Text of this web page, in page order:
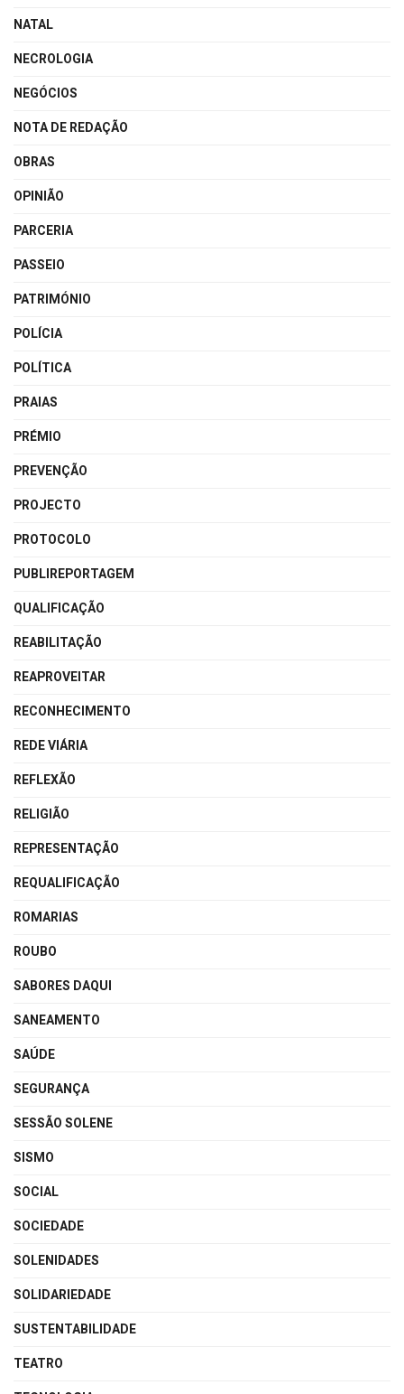
NATAL
NECROLOGIA
NEGÓCIOS
NOTA DE REDAÇÃO
OBRAS
OPINIÃO
PARCERIA
PASSEIO
PATRIMÓNIO
POLÍCIA
POLÍTICA
PRAIAS
PRÉMIO
PREVENÇÃO
PROJECTO
PROTOCOLO
PUBLIREPORTAGEM
QUALIFICAÇÃO
REABILITAÇÃO
REAPROVEITAR
RECONHECIMENTO
REDE VIÁRIA
REFLEXÃO
RELIGIÃO
REPRESENTAÇÃO
REQUALIFICAÇÃO
ROMARIAS
ROUBO
SABORES DAQUI
SANEAMENTO
SAÚDE
SEGURANÇA
SESSÃO SOLENE
SISMO
SOCIAL
SOCIEDADE
SOLENIDADES
SOLIDARIEDADE
SUSTENTABILIDADE
TEATRO